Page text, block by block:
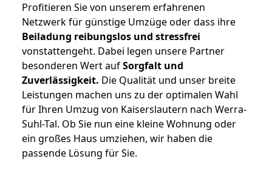
Profitieren Sie von unserem erfahrenen
Netzwerk für günstige Umzüge oder dass ihre
Beiladung reibungslos und stressfrei
vonstattengeht. Dabei legen unsere Partner
besonderen Wert aufSorgfalt und
Zuverlässigkeit. Die Qualität und unser breite
Leistungen machen uns zu der optimalen Wahl
für Ihren Umzug von Kaiserslautern nach Werra-
Suhl-Tal. Ob Sie nun eine kleine Wohnung oder
ein großes Haus umziehen, wir haben die
passende Lösung für Sie.